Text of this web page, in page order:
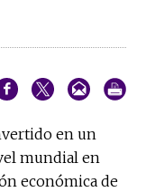
en un
mundial en
económica de